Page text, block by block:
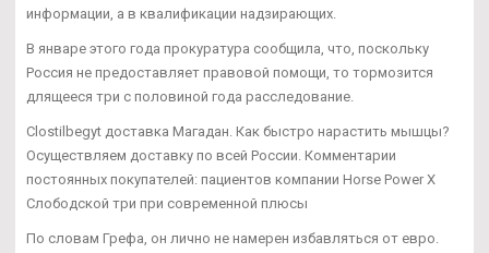
информации, а в квалификации надзирающих.
В январе этого года прокуратура сообщила, что, поскольку
Россия не предоставляет правовой помощи, то тормозится
длящееся три с половиной года расследование.
Clostilbegyt доставка Магадан. Как быстро нарастить мышцы?
Осуществляем доставку по всей России. Комментарии
постоянных покупателей: пациентов компании Horse Power X
Слободской три при современной плюсы
По словам Грефа, он лично не намерен избавляться от евро.